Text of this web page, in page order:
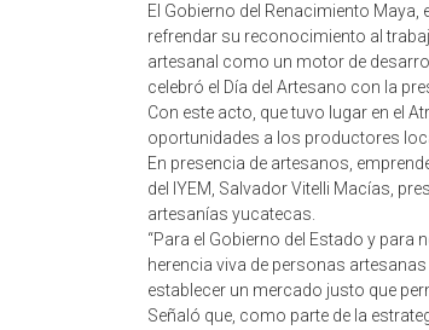
El Gobierno del Renacimiento
refrendar su reconocimiento al
artesanal como un motor de
celebró el Día del Artesano con la
Con este acto, que tuvo lugar en el
oportunidades a los productores
En presencia de artesanos,
del IYEM, Salvador Vitelli Macías,
artesanías yucatecas.
“Para el Gobierno del Estado y
herencia viva de personas
establecer un mercado justo que
Señaló que, como parte de la